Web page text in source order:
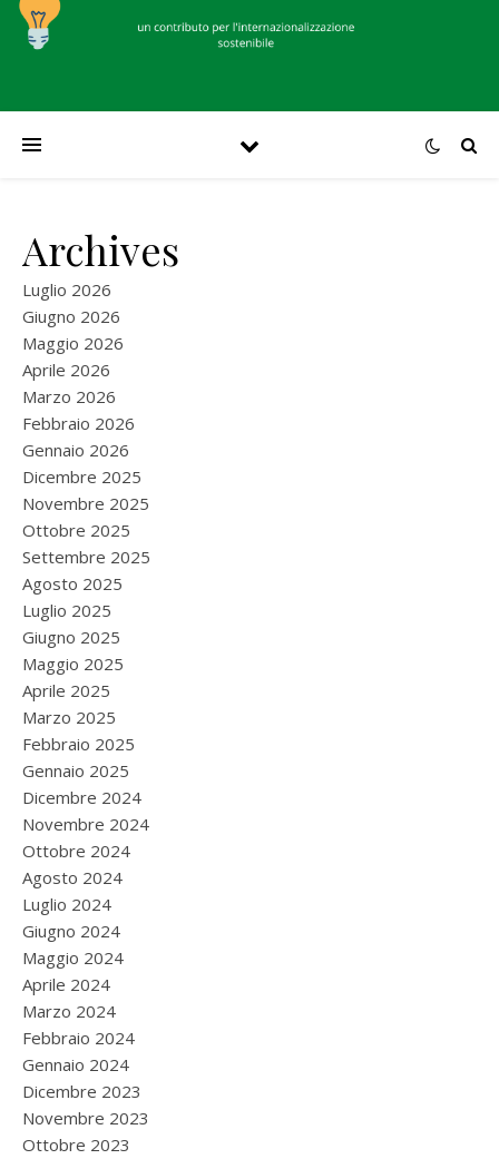
Archives
Luglio 2026
Giugno 2026
Maggio 2026
Aprile 2026
Marzo 2026
Febbraio 2026
Gennaio 2026
Dicembre 2025
Novembre 2025
Ottobre 2025
Settembre 2025
Agosto 2025
Luglio 2025
Giugno 2025
Maggio 2025
Aprile 2025
Marzo 2025
Febbraio 2025
Gennaio 2025
Dicembre 2024
Novembre 2024
Ottobre 2024
Agosto 2024
Luglio 2024
Giugno 2024
Maggio 2024
Aprile 2024
Marzo 2024
Febbraio 2024
Gennaio 2024
Dicembre 2023
Novembre 2023
Ottobre 2023